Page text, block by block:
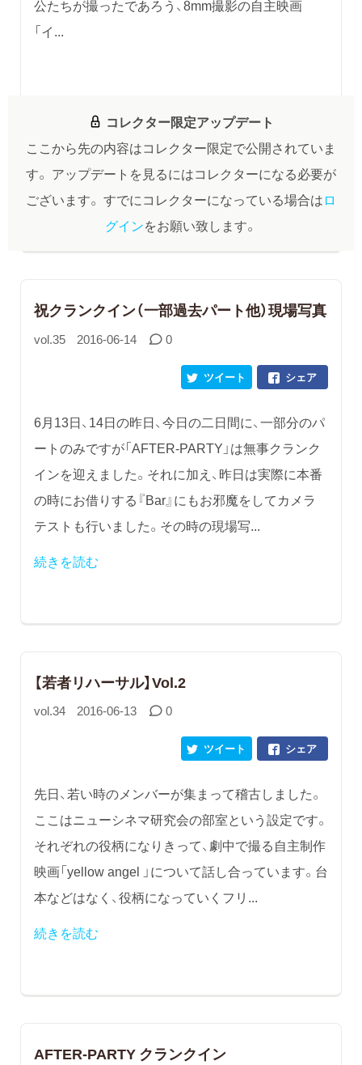
公たちが撮ったであろう、8mm撮影の自主映画
「イ...
コレクター限定アップデート
ここから先の内容はコレクター限定で公開されていま
す。 アップデートを見るにはコレクターになる必要が
ございます。 すでにコレクターになっている場合はロ
グインをお願い致します。
祝クランクイン（一部過去パート他）現場写真
vol.35 2016-06-14 0
シェア
ツイート
6月13日、14日の昨日、今日の二日間に、一部分のパ
ートのみですが「AFTER-PARTY」は無事クランク
インを迎えました。それに加え、昨日は実際に本番
の時にお借りする『Bar』にもお邪魔をしてカメラ
テストも行いました。その時の現場写...
続きを読む
【若者リハーサル】Vol.2
vol.34 2016-06-13 0
シェア
ツイート
先日、若い時のメンバーが集まって稽古しました。
ここはニューシネマ研究会の部室という設定です。
それぞれの役柄になりきって、劇中で撮る自主制作
映画「yellow angel 」について話し合っています。台
本などはなく、役柄になっていくフリ...
続きを読む
AFTER-PARTY クランクイン